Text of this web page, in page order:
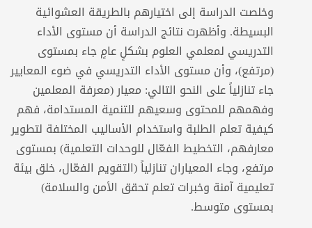
وخلصت الدراسة إلى اختيارهم بالطريقة العشوائية
البسيطة. وأظهرت نتائج الدراسة أن مستوى الأداء
التدريسي لمعلمي العلوم بشكلٍ عامٍ جاء بمستوى
(مرتفع)، وأن مستوى الأداء التدريسي في ضوء المعايير
جاء تنازلياً على النحو التالي: معيار (معرفة المعلمين
وفهمهم للمحتوى وسعيهم للتنمية المستدامة، فهم
كيفية تعلم الطلبة واستخدام الأساليب المختلفة لتطوير
معارفهم، التخطيط الفعّال للوحدات التعلمية) بمستوى
مرتفع، وجاء المعياران تنازلياً (التقويم الفعّال، خلق بيئة
تعليمية آمنة وخبرات تعلم تحقق الأمن والسلامة)
بمستوى متوسط.